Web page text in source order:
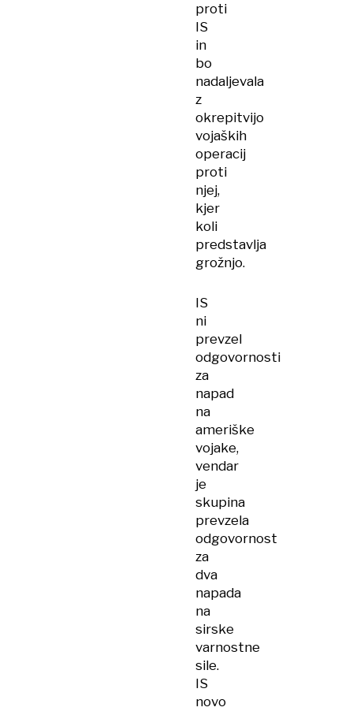
proti
IS
in
bo
nadaljevala
z
okrepitvijo
vojaških
operacij
proti
njej,
kjer
koli
predstavlja
grožnjo.
IS
ni
prevzel
odgovornosti
za
napad
na
ameriške
vojake,
vendar
je
skupina
prevzela
odgovornost
za
dva
napada
na
sirske
varnostne
sile.
IS
novo